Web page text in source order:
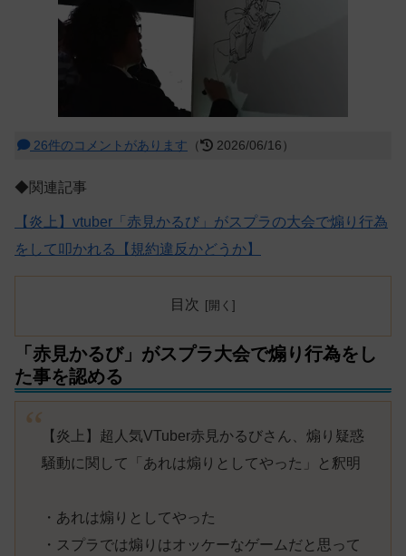
26件のコメントがあります （ 2026/06/16）
◆関連記事
【炎上】vtuber「赤見かるび」がスプラの大会で煽り行為
をして叩かれる【規約違反かどうか】
目次
「赤見かるび」がスプラ大会で煽り行為をし
た事を認める
【炎上】超人気VTuber赤見かるびさん、煽り疑惑
騒動に関して「あれは煽りとしてやった」と釈明
・あれは煽りとしてやった
・スプラでは煽りはオッケーなゲームだと思って